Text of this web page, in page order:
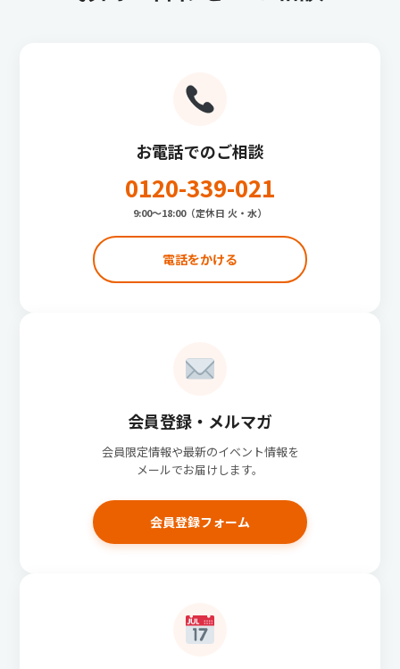
お電話でのご相談
0120-339-021
9:00〜18:00（定休日 火・水）
電話をかける
会員登録・メルマガ
会員限定情報や最新のイベント情報を
メールでお届けします。
会員登録フォーム